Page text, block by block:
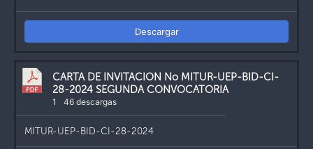
Descargar
CARTA DE INVITACION No MITUR-UEP-BID-CI-
28-2024 SEGUNDA CONVOCATORIA
1 46 descargas
MITUR-UEP-BID-CI-28-2024